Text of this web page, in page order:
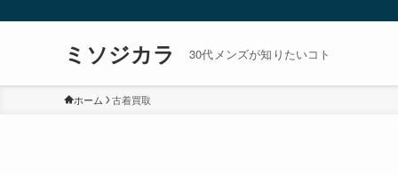
ミソジカラ 30代メンズが知りたいコト
ホーム 古着買取